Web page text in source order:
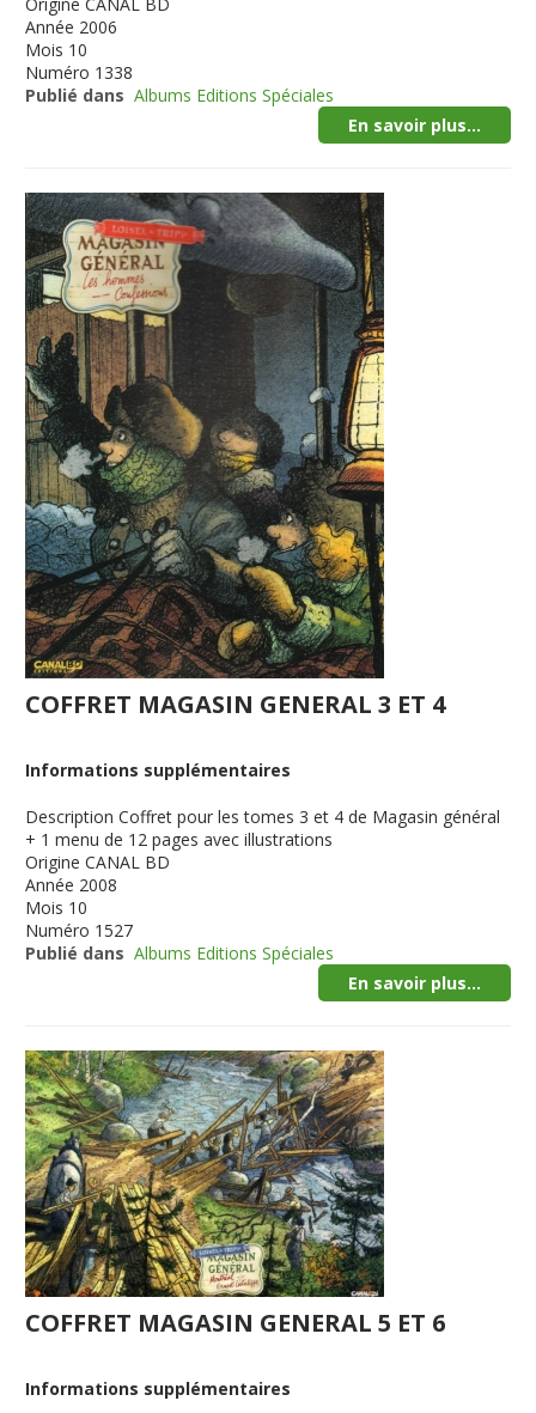
Année 2006
Mois 10
Numéro 1338
Publié dans Albums Editions Spéciales
En savoir plus...
COFFRET MAGASIN GENERAL 3 ET 4
Informations supplémentaires
Description Coffret pour les tomes 3 et 4 de Magasin général
+ 1 menu de 12 pages avec illustrations
Origine CANAL BD
Année 2008
Mois 10
Numéro 1527
Publié dans Albums Editions Spéciales
En savoir plus...
COFFRET MAGASIN GENERAL 5 ET 6
Informations supplémentaires